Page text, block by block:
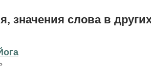
значения слова в